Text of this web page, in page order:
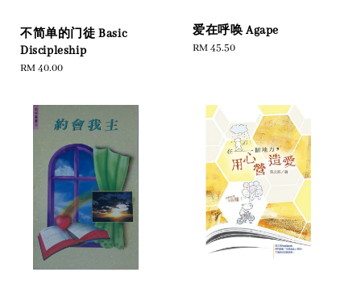
不简单的门徒 Basic
Discipleship
Regular
RM 40.00
爱在呼唤 Agape
Regular
RM 45.50